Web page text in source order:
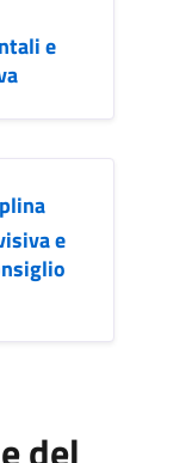
e
e